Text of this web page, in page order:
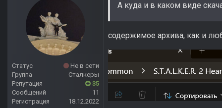
Статус
Не в сети
Группа
Сталкеры
Репутация
35
Сообщений
11
Регистрация
18.12.2022
А куда и в каком виде
содержимое архива, как и